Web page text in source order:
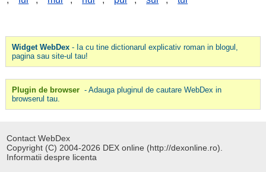
Widget WebDex- Ia cu tine dictionarul explicativ roman in blogul,
pagina sau site-ul tau!
Plugin de browser - Adauga pluginul de cautare WebDex in
browserul tau.
Contact WebDex
Copyright (C) 2004-2026 DEX online (http://dexonline.ro).
Informatii despre licenta